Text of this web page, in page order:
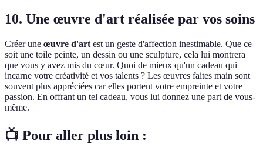
10. Une œuvre d'art réalisée par vos soins
Créer une œuvre d'art est un geste d'affection inestimable. Que ce
soit une toile peinte, un dessin ou une sculpture, cela lui montrera
que vous y avez mis du cœur. Quoi de mieux qu'un cadeau qui
incarne votre créativité et vos talents ? Les œuvres faites main sont
souvent plus appréciées car elles portent votre empreinte et votre
passion. En offrant un tel cadeau, vous lui donnez une part de vous-
même.
📺 Pour aller plus loin :